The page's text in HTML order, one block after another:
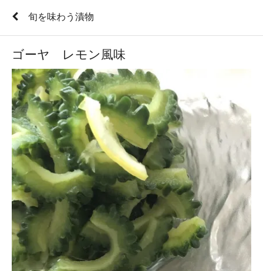
旬を味わう漬物
ゴーヤ レモン風味